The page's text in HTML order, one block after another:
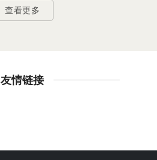
查看更多
友情链接